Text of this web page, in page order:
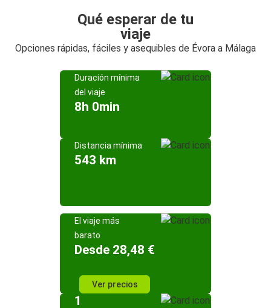
Qué esperar de tu
viaje
Opciones rápidas, fáciles y asequibles de Évora a Málaga
Duración mínima
del viaje
8h 0min
Distancia mínima
543 km
El viaje más
barato
Desde 28,48 €
Ver precios
1